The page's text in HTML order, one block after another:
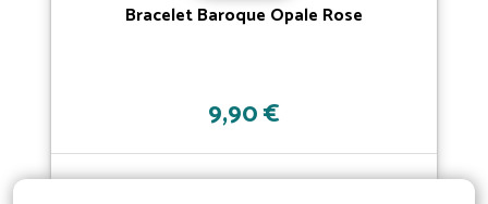
Bracelet Baroque Opale Rose
9,90 €